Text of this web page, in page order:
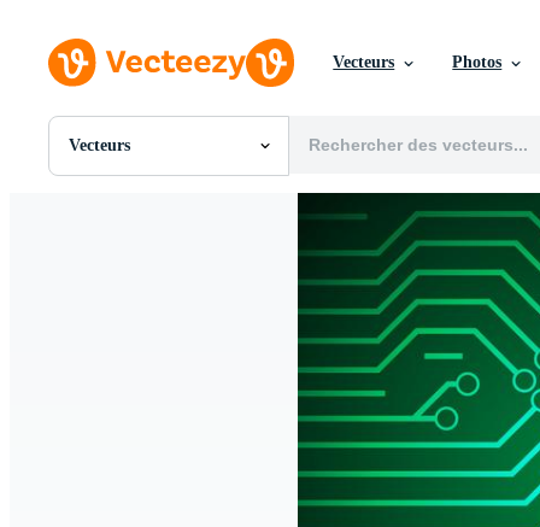
Vecteurs Photos
Vecteurs
Toutes Images